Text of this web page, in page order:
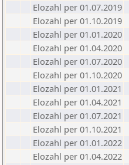
Elozahl per 01.07.2019
Elozahl per 01.10.2019
Elozahl per 01.01.2020
Elozahl per 01.04.2020
Elozahl per 01.07.2020
Elozahl per 01.10.2020
Elozahl per 01.01.2021
Elozahl per 01.04.2021
Elozahl per 01.07.2021
Elozahl per 01.10.2021
Elozahl per 01.01.2022
Elozahl per 01.04.2022